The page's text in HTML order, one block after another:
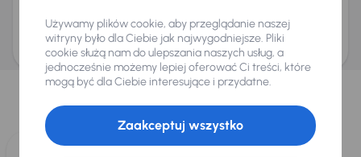
ani zagwarantowaną dostępnością pojazdu. AURES Holdings a.s., z siedzibą
Dopraváků 874/15, Čimice, 184 00 Praga 8, będzie przechowywać i przetwarzać
Twoje dane osobowe zgodnie z zasadami ochrony i przetwarzaniadanych
osobowych
Wybraliśmy dla Ciebie
Wybieramy dla Ciebienajlepsze pojazdyz naszej oferty. Kupimy
dla Ciebiedo 400 pojazdówkażdego dnia.
Używamy plików cookie, aby przeglądanie naszej
witryny było dla Ciebie jak najwygodniejsze. Pliki
cookie służą nam do ulepszania naszych usług, a
jednocześnie możemy lepiej oferować Ci treści, które
mogą być dla Ciebie interesujące i przydatne.
Zaakceptuj wszystko